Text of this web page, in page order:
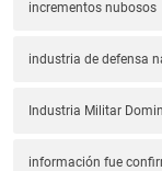
incrementos nubosos
industria de defensa
Industria Militar
información fue